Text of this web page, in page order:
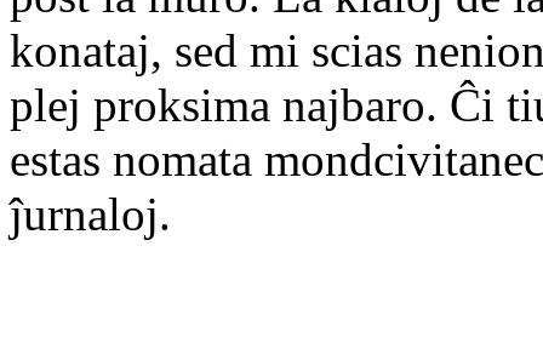
konataj, sed mi scias
plej proksima najbaro. Ĉi
estas nomata
ĵurnaloj.